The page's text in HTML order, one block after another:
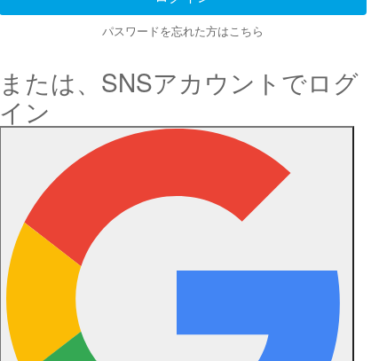
パスワードを忘れた方はこちら
または、SNSアカウントでログ
イン